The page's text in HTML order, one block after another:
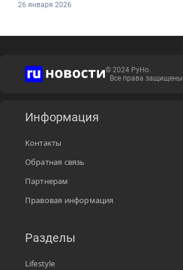
26 января 2026
© 2024 РуНо.
Все права защищены
Информация
Контакты
Обратная связь
Партнерам
Правовая информация
Разделы
Lifestyle